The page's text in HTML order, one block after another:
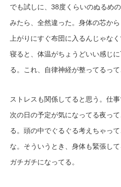
でも試しに、38度くらいのぬるめ
みたら、全然違った。身体の芯か
上がりにすぐ布団に入るんじゃな
寝ると、体温がちょうどいい感じ
る。これ、自律神経が整ってるって
ストレスも関係してると思う。仕
次の日の予定が気になってる夜っ
る。頭の中でぐるぐる考えちゃっ
な。そういうとき、身体も緊張し
ガチガチになってる。